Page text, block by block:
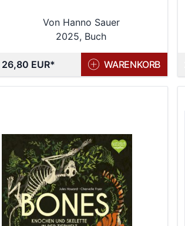
Von Hanno Sauer
2025, Buch
26,80 EUR WARENKORB